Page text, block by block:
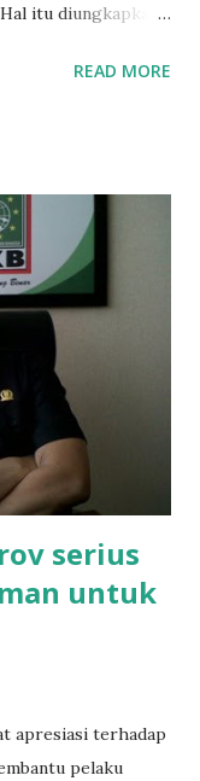
itu diungkapkan
ada
ortu nya pinjam
ikut ujian.
saudara saya,
dibantu mas,
adanya
gedung sekolah,
XI saat
1,5 juta dan waktu
READ MORE
serius
untuk
apresiasi terhadap
pelaku